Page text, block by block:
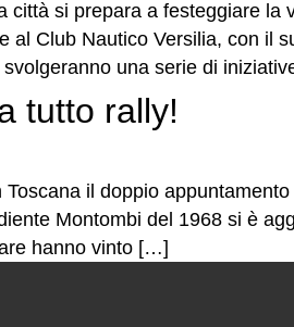
città si prepara a festeggiare
al Club Nautico Versilia, con il
una serie di
tutto rally!
il doppio
Montombi del 1968 si è
hanno vinto […]